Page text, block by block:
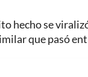
hecho se
que pasó